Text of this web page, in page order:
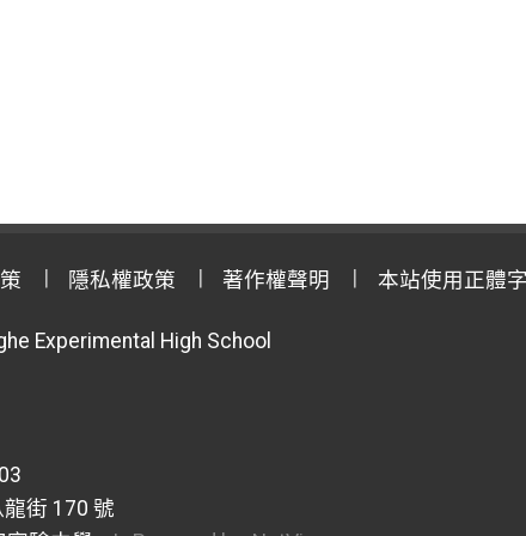
隱私權政策 著作權聲明 本站使用正體
Experimental High School
街 170 號